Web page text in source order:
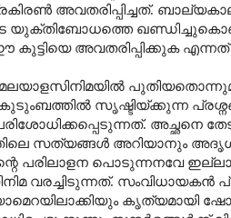
അവതരിപ്പിച്ചത്.
യുക്തിബോധത്തെ
കുട്ടിയെ അവതരിപ്പിക്കുക
മലയാളസിനിമയിൽ
കുടുംബത്തിൽ സൃഷ്ടിയ്ക്കുന്ന
അച്ഛനെ
സത്യങ്ങൾ അറിയാനും
പരിലാളന പൊടുന്നനവേ
വരച്ചിടുന്നത്. സംവിധായകൻ
കൃത്യമായി